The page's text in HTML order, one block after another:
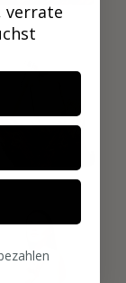
verrate